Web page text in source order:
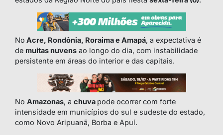
No Acre, Rondônia, Roraima e Amapá, a expectativa é
de muitas nuvens ao longo do dia, com instabilidade
persistente em áreas do interior e das capitais.
No Amazonas, a chuva pode ocorrer com forte
intensidade em municípios do sul e sudeste do estado,
como Novo Aripuanã, Borba e Apuí.